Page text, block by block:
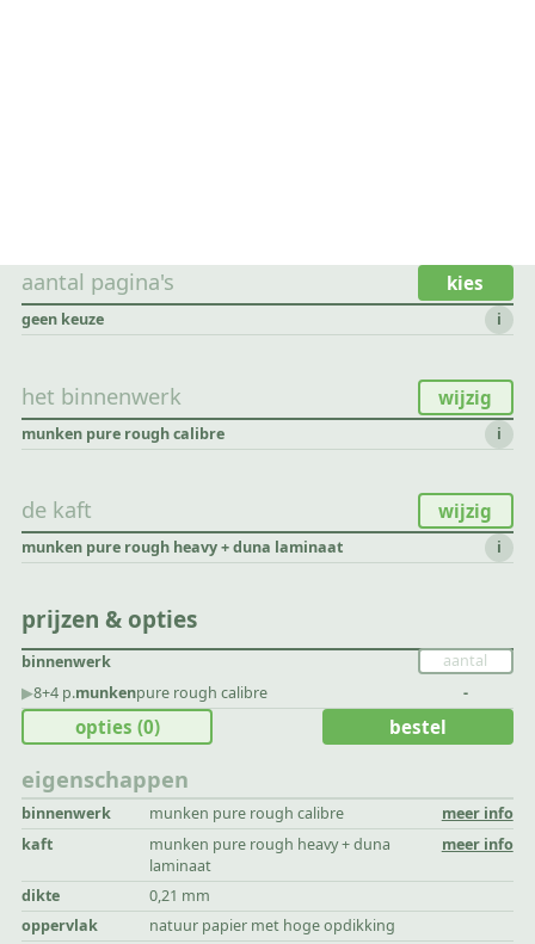
aantal pagina's kies
geen keuze i
het binnenwerk wijzig
munken pure rough calibre i
de kaft wijzig
munken pure rough heavy + duna laminaat i
prijzen & opties
binnenwerk
▶︎8+4 p.munkenpure rough calibre -
eigenschappen
binnenwerk munken pure rough calibre
meer info
kaft
munken pure rough heavy + duna
laminaat
meer info
dikte
0,21 mm
oppervlak
natuur papier met hoge opdikking
opties (0) bestel